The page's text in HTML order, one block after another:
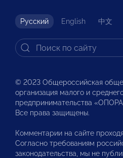
Русский English 中文
© 2023 Общероссийская
организация малого и
предпринимательства
Все права защищены.
Комментарии на сайте
Согласно требованиям
законодательства, мы не